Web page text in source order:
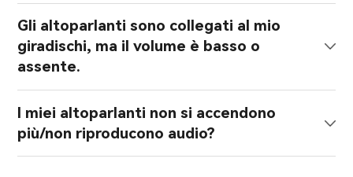
Gli altoparlanti sono collegati al mio
giradischi, ma il volume è basso o
assente.
I miei altoparlanti non si accendono
più/non riproducono audio?